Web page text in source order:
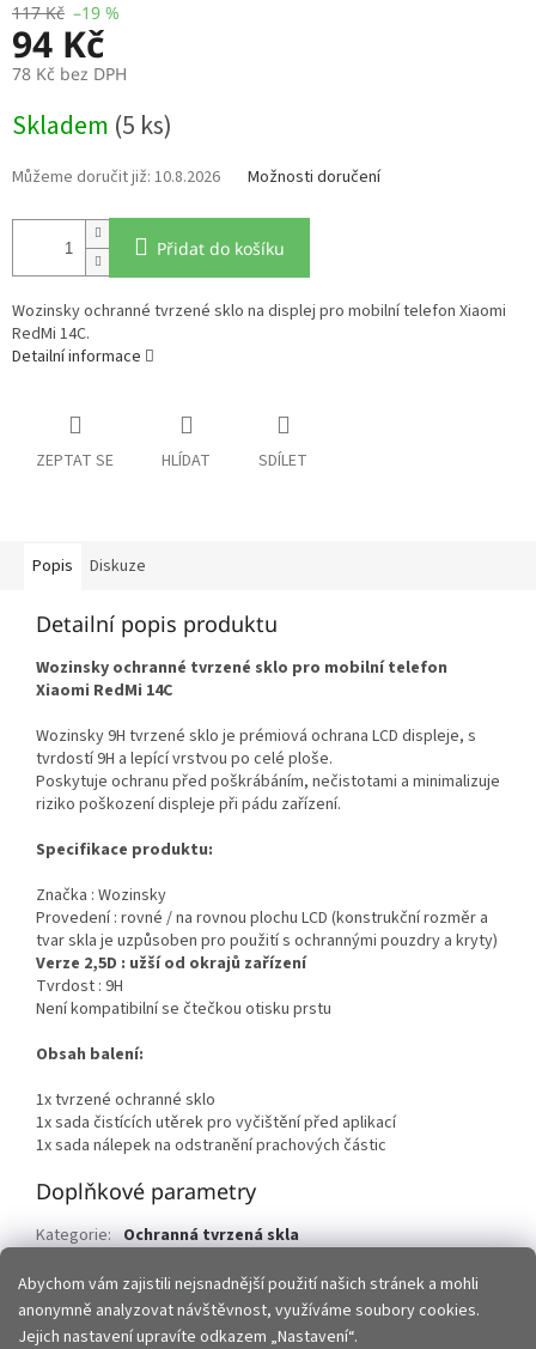
Abychom vám zajistili nejsnadnější použití našich stránek a mohli
anonymně analyzovat návštěvnost, využíváme soubory cookies.
Jejich nastavení upravíte odkazem „Nastavení“.
117 Kč –19 %
94 Kč
78 Kč bez DPH
cena:
Skladem (5 ks)
10.8.2026 Možnosti doručení
Přidat do košíku
Wozinsky ochranné tvrzené sklo na displej pro mobilní telefon Xiaomi
RedMi 14C.
Detailní informace
ZEPTAT SE HLÍDAT SDÍLET
Popis Diskuze
Detailní popis produktu
Wozinsky ochranné tvrzené sklo pro mobilní telefon
Xiaomi RedMi 14C
Wozinsky 9H tvrzené sklo je prémiová ochrana LCD displeje, s
tvrdostí 9H a lepící vrstvou po celé ploše.
Poskytuje ochranu před poškrábáním, nečistotami a minimalizuje
riziko poškození displeje při pádu zařízení.
Specifikace produktu:
Značka : Wozinsky
Provedení : rovné / na rovnou plochu LCD (konstrukční rozměr a
tvar skla je uzpůsoben pro použití s ochrannými pouzdry a kryty)
Verze 2,5D : užší od okrajů zařízení
Tvrdost : 9H
Není kompatibilní se čtečkou otisku prstu
Obsah balení:
1x tvrzené ochranné sklo
1x sada čistících utěrek pro vyčištění před aplikací
1x sada nálepek na odstranění prachových částic
Doplňkové parametry
Kategorie: Ochranná tvrzená skla